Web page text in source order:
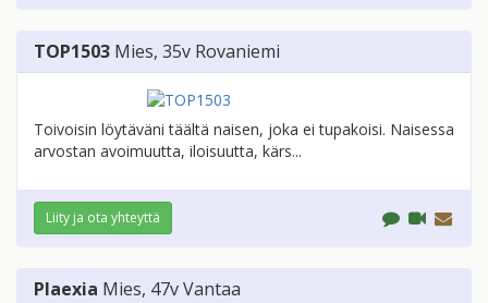
TOP1503 Mies, 35v Rovaniemi
Toivoisin löytäväni täältä naisen, joka ei tupakoisi. Naisessa
arvostan avoimuutta, iloisuutta, kärs...
Liity ja ota yhteyttä
Plaexia Mies, 47vVantaa